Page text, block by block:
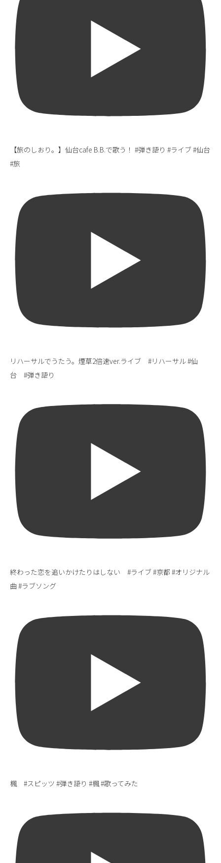
【旅のしおり。】仙台cafe B.B.で歌う！ #弾き語り #ライブ #仙台
#旅
リハーサルでうたう。煙草2倍速ver.ライブ #リハーサル #仙
台 #弾き語り
終わった恋を追いかけたりはしない #ライブ #京都 #オリジナル
曲 #ラブソング
楓 #スピッツ #弾き語り #楓 #歌ってみた